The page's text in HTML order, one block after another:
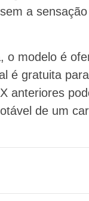
a
o modelo é
é gratuita
anteriores
de um